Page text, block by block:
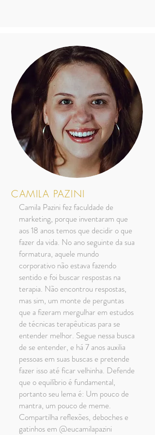
CAMILA PAZINI
Camila Pazini fez faculdade de
marketing, porque inventaram que
aos 18 anos temos que decidir o que
fazer da vida. No ano seguinte da sua
formatura, aquele mundo
corporativo não estava fazendo
sentido e foi buscar respostas na
terapia. Não encontrou respostas,
mas sim, um monte de perguntas
que a fizeram mergulhar em estudos
de técnicas terapêuticas para se
entender melhor. Segue nessa busca
de se entender, e há 7 anos auxilia
pessoas em suas buscas e pretende
fazer isso até ficar velhinha. Defende
que o equilíbrio é fundamental,
portanto seu lema é: Um pouco de
mantra, um pouco de meme.
Compartilha reflexões, deboches e
gatinhos em @eucamilapazini